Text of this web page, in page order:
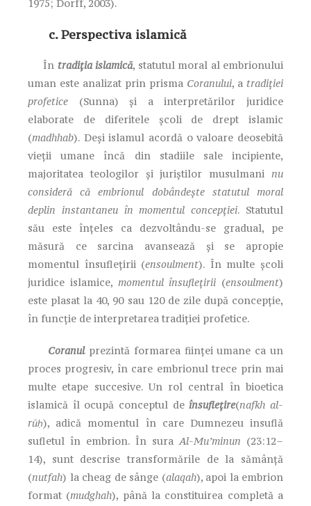
1975; Dorff, 2003).
c. Perspectiva islamică
În tradiția islamică, statutul moral al embrionului
uman este analizat prin prisma Coranului, a tradiției
profetice (Sunna) și a interpretărilor juridice
elaborate de diferitele școli de drept islamic
(madhhab). Deși islamul acordă o valoare deosebită
vieții umane încă din stadiile sale incipiente,
majoritatea teologilor și juriștilor musulmani nu
consideră că embrionul dobândește statutul moral
deplin instantaneu în momentul concepției. Statutul
său este înțeles ca dezvoltându-se gradual, pe
măsură ce sarcina avansează și se apropie
momentul însuflețirii (ensoulment). În multe școli
juridice islamice, momentul însuflețirii (ensoulment)
este plasat la 40, 90 sau 120 de zile după concepție,
în funcție de interpretarea tradiției profetice.
Coranul prezintă formarea ființei umane ca un
proces progresiv, în care embrionul trece prin mai
multe etape succesive. Un rol central în bioetica
islamică îl ocupă conceptul deînsuflețire(nafkh al-
rūḥ), adică momentul în care Dumnezeu insuflă
sufletul în embrion. În suraAl-Mu’minun (23:12–
14), sunt descrise transformările de la sămânță
(nutfah) la cheag de sânge (alaqah), apoi la embrion
format (mudghah), până la constituirea completă a